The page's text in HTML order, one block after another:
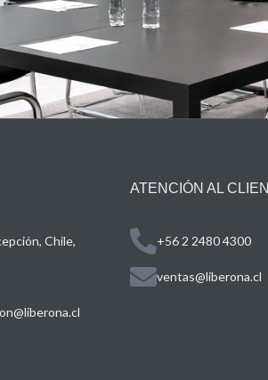
Chile,
ATENCIÓN AL
+56 2 2480 4300
ventas@liberona.cl